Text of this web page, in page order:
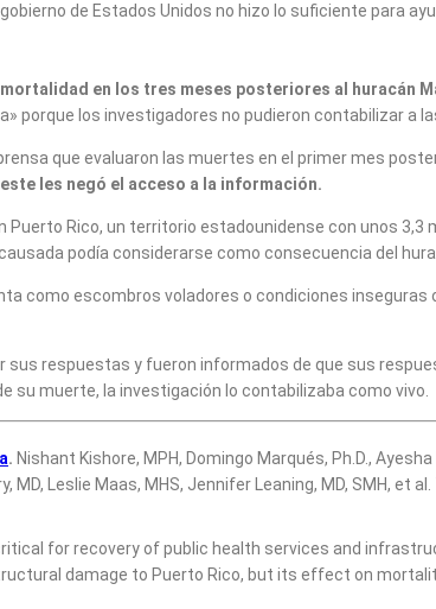
de Estados Unidos no hizo lo suficiente para
mortalidad en los tres meses posteriores al huracán
los investigadores no pudieron contabilizar a
que evaluaron las muertes en el primer mes
les negó el acceso a la información.
Rico, un territorio estadounidense con unos
podía considerarse como consecuencia del
como escombros voladores o condiciones
respuestas y fueron informados de que sus
su muerte, la investigación lo contabilizaba como vivo.
. Nishant Kishore, MPH, Domingo Marqués, Ph.D.,
MD, Leslie Maas, MHS, Jennifer Leaning, MD, SMH,
for recovery of public health services and
damage to Puerto Rico, but its effect on